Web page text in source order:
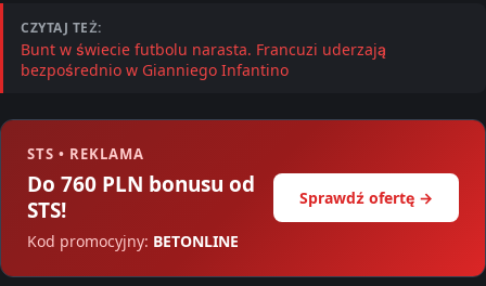
CZYTAJ TEŻ:
Bunt w świecie futbolu narasta. Francuzi uderzają
bezpośrednio w Gianniego Infantino
STS • REKLAMA
Do 760 PLN bonusu od
STS!
Kod promocyjny: BETONLINE
Sprawdź ofertę →